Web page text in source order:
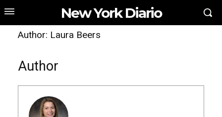
New York Diario
Author: Laura Beers
Author